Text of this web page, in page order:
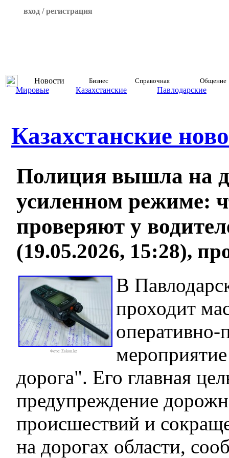
вход / регистрация
Новости Бизнес Справочная Общение
Мировые Казахстанские Павлодарские
Казахстанские
Полиция вышла на
усиленном режиме:
проверяют у
(19.05.2026, 15:28),
Фото: Zakon.kz
В
проходит
оперативно-
дорога". Его главная
предупреждение
происшествий и
на дорогах области,